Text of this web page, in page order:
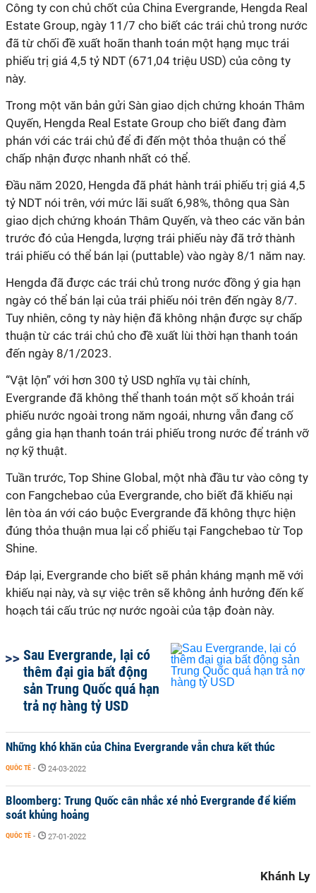
Công ty con chủ chốt của China Evergrande, Hengda Real
Estate Group, ngày 11/7 cho biết các trái chủ trong nước
đã từ chối đề xuất hoãn thanh toán một hạng mục trái
phiếu trị giá 4,5 tỷ NDT (671,04 triệu USD) của công ty
này.
Trong một văn bản gửi Sàn giao dịch chứng khoán Thâm
Quyến, Hengda Real Estate Group cho biết đang đàm
phán với các trái chủ để đi đến một thỏa thuận có thể
chấp nhận được nhanh nhất có thể.
Đầu năm 2020, Hengda đã phát hành trái phiếu trị giá 4,5
tỷ NDT nói trên, với mức lãi suất 6,98%, thông qua Sàn
giao dịch chứng khoán Thâm Quyến, và theo các văn bản
trước đó của Hengda, lượng trái phiếu này đã trở thành
trái phiếu có thể bán lại (puttable) vào ngày 8/1 năm nay.
Hengda đã được các trái chủ trong nước đồng ý gia hạn
ngày có thể bán lại của trái phiếu nói trên đến ngày 8/7.
Tuy nhiên, công ty này hiện đã không nhận được sự chấp
thuận từ các trái chủ cho đề xuất lùi thời hạn thanh toán
đến ngày 8/1/2023.
“Vật lộn” với hơn 300 tỷ USD nghĩa vụ tài chính,
Evergrande đã không thể thanh toán một số khoản trái
phiếu nước ngoài trong năm ngoái, nhưng vẫn đang cố
gắng gia hạn thanh toán trái phiếu trong nước để tránh vỡ
nợ kỹ thuật.
Tuần trước, Top Shine Global, một nhà đầu tư vào công ty
con Fangchebao của Evergrande, cho biết đã khiếu nại
lên tòa án với cáo buộc Evergrande đã không thực hiện
đúng thỏa thuận mua lại cổ phiếu tại Fangchebao từ Top
Shine.
Đáp lại, Evergrande cho biết sẽ phản kháng mạnh mẽ với
khiếu nại này, và sự việc trên sẽ không ảnh hưởng đến kế
hoạch tái cấu trúc nợ nước ngoài của tập đoàn này.
Sau Evergrande, lại có
thêm đại gia bất động
sản Trung Quốc quá hạn
trả nợ hàng tỷ USD
Những khó khăn của China Evergrande vẫn chưa kết thúc
QUỐC TẾ - 24-03-2022
Bloomberg: Trung Quốc cân nhắc xé nhỏ Evergrande để kiểm
soát khủng hoảng
QUỐC TẾ - 27-01-2022
Khánh Ly